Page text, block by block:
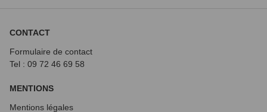
CONTACT
Formulaire de contact
Tel : 09 72 46 69 58
MENTIONS
Mentions légales